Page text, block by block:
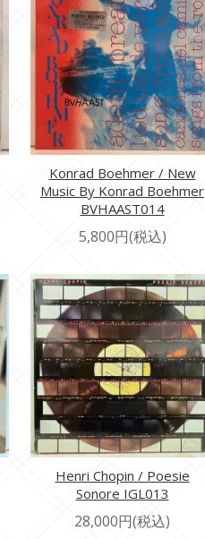
Konrad Boehmer / New
Music By Konrad Boehmer
BVHAAST014
5,800円(税込)
Henri Chopin / Poesie
Sonore IGL013
28,000円(税込)